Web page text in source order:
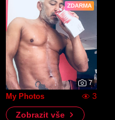
ZDARMA
7
My Photos
3
Zobrazit vše